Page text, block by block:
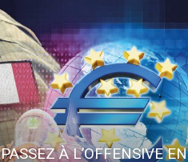
PASSEZ À L’OFFENSIVE EN